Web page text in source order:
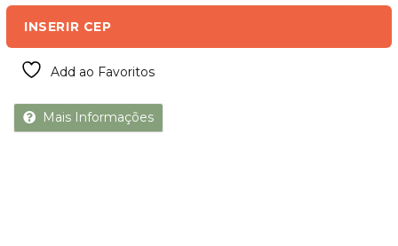
INSERIR CEP
Add ao Favoritos
Mais Informações